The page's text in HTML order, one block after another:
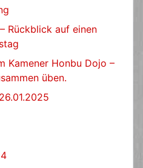
Rückblick auf einen
Kamener Honbu Dojo –
üben.